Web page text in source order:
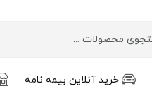
خرید آنلاین بیمه نامه